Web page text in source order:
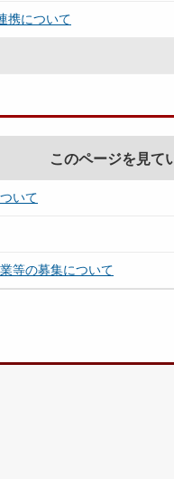
携について
このページを見て
いて
等の募集について